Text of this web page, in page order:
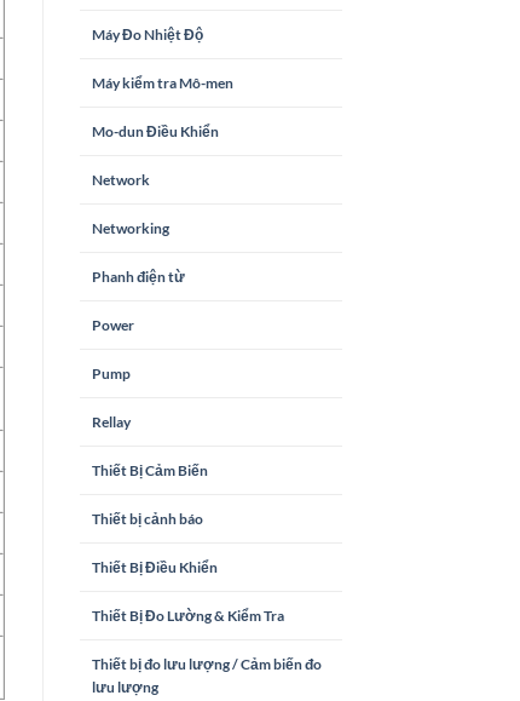
Máy Đo Nhiệt Độ
Máy kiểm tra Mô-men
Mo-dun Điều Khiển
Network
Networking
Phanh điện từ
Power
Pump
Rellay
Thiết Bị Cảm Biến
Thiết bị cảnh báo
Thiết Bị Điều Khiển
Thiết Bị Đo Lường & Kiểm Tra
Thiết bị đo lưu lượng / Cảm biến đo
lưu lượng